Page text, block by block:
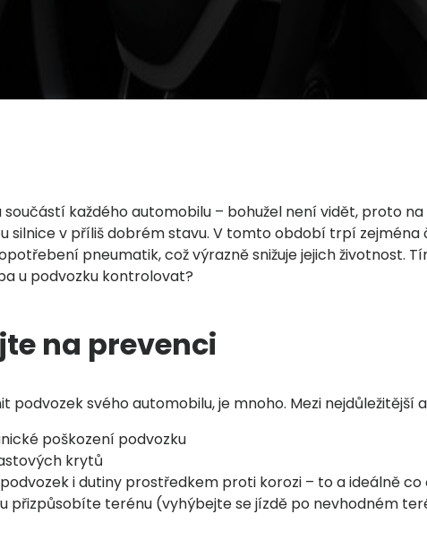
součástí každého automobilu – bohužel není vidět, proto
silnice v příliš dobrém stavu. V tomto období trpí zejména
pneumatik, což výrazně snižuje jejich životnost.
u podvozku kontrolovat?
na prevenci
podvozek svého automobilu, je mnoho. Mezi
poškození podvozku
krytů
i dutiny prostředkem proti korozi – to a ideálně
přizpůsobíte terénu (vyhýbejte se jízdě po nevhodném